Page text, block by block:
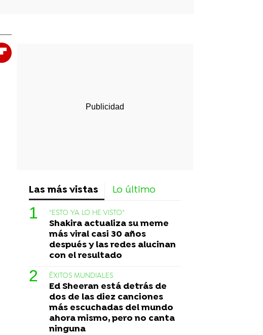
Flipboard
Las más vistas Lo último
"ESTO YA LO HE VISTO"
Shakira actualiza su meme
más viral casi 30 años
después y las redes alucinan
con el resultado
ÉXITOS MUNDIALES
Ed Sheeran está detrás de
dos de las diez canciones
más escuchadas del mundo
ahora mismo, pero no canta
ninguna